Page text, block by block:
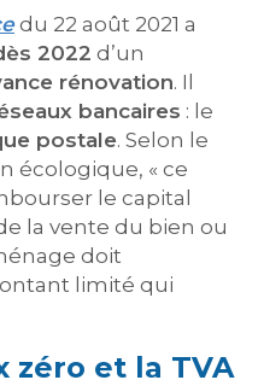
du 22 août 2021 a
2022 d’un
rénovation. Il
bancaires : le
postale. Selon le
écologique, « ce
le capital
la vente du bien ou
doit
limité qui
zéro et la TVA